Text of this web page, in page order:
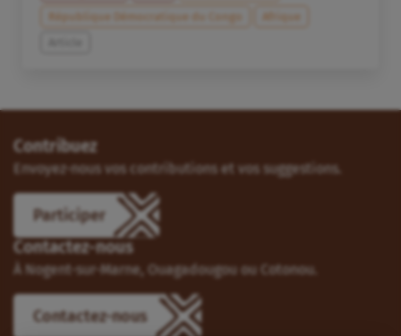
Contribuez
Envoyez-nous vos contributions et vos suggestions.
Participer
Contactez-nous
À Nogent-sur-Marne, Ouagadougou ou Cotonou.
Contactez-nous